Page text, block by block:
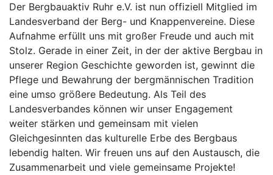
Der Bergbauaktiv Ruhr e.V. ist nun offiziell Mitglied im
Landesverband der Berg- und Knappenvereine. Diese
Aufnahme erfüllt uns mit großer Freude und auch mit
Stolz. Gerade in einer Zeit, in der der aktive Bergbau in
unserer Region Geschichte geworden ist, gewinnt die
Pflege und Bewahrung der bergmännischen Tradition
eine umso größere Bedeutung. Als Teil des
Landesverbandes können wir unser Engagement
weiter stärken und gemeinsam mit vielen
Gleichgesinnten das kulturelle Erbe des Bergbaus
lebendig halten. Wir freuen uns auf den Austausch, die
Zusammenarbeit und viele gemeinsame Projekte!